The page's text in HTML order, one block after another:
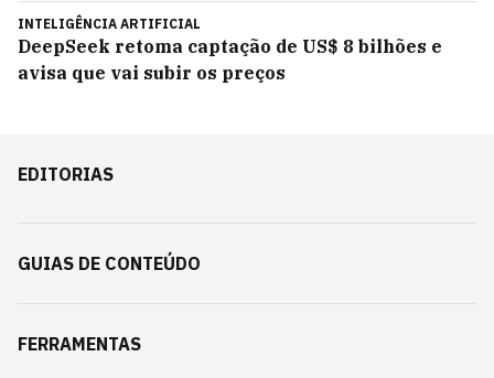
INTELIGÊNCIA ARTIFICIAL
DeepSeek retoma captação de US$ 8 bilhões e
avisa que vai subir os preços
EDITORIAS
GUIAS DE CONTEÚDO
FERRAMENTAS